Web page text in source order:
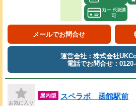
メールでお問合せ
運営会社：株式会社
電話でお問合せ：
お気に入り
屋内型 スペラボ 函館駅前